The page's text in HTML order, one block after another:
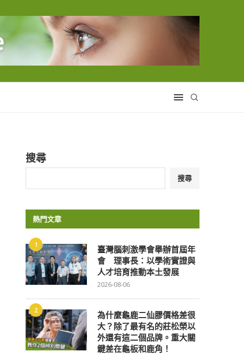
搜尋
搜尋
熱門文章
1
臺灣腦刺激學會舉辦首屆年
會 理事長：以學術實證與
人才培育推動本土發展
2026-08-06
2
為什麼龜鹿二仙膠價格差很
大？除了最有名的莊松榮以
外還有這二個品牌。重大關
鍵差在龜板和鹿角！